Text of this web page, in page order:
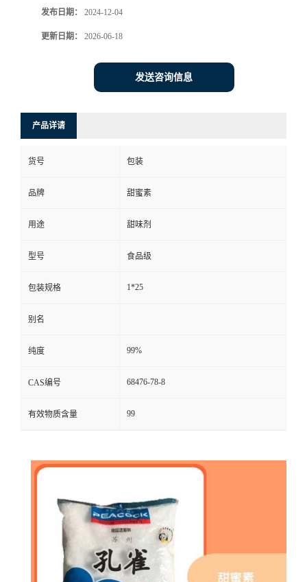
发布日期： 2024-12-04
更新日期： 2026-06-18
发送咨询信息
产品详请
货号 包装
品牌 甜蜜素
用途 甜味剂
型号 食品级
包装规格 1*25
别名
纯度 99%
CAS编号 68476-78-8
有效物质含量 99